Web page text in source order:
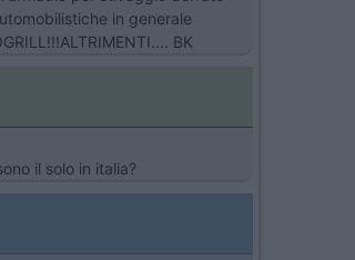
in generale
BK
il solo in italia?